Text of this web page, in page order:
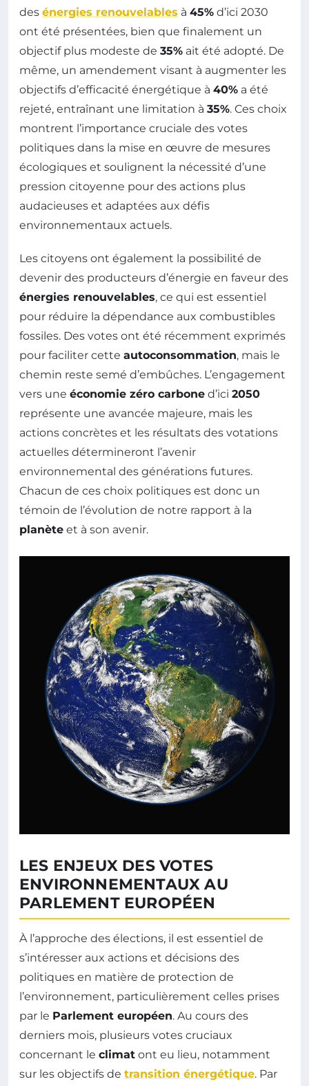
des énergies renouvelables à 45% d’ici 2030
ont été présentées, bien que finalement un
objectif plus modeste de 35% ait été adopté. De
même, un amendement visant à augmenter les
objectifs d’efficacité énergétique à 40% a été
rejeté, entraînant une limitation à 35%. Ces choix
montrent l’importance cruciale des votes
politiques dans la mise en œuvre de mesures
écologiques et soulignent la nécessité d’une
pression citoyenne pour des actions plus
audacieuses et adaptées aux défis
environnementaux actuels.
Les citoyens ont également la possibilité de
devenir des producteurs d’énergie en faveur des
énergies renouvelables, ce qui est essentiel
pour réduire la dépendance aux combustibles
fossiles. Des votes ont été récemment exprimés
pour faciliter cette autoconsommation, mais le
chemin reste semé d’embûches. L’engagement
vers une économie zéro carbone d’ici 2050
représente une avancée majeure, mais les
actions concrètes et les résultats des votations
actuelles détermineront l’avenir
environnemental des générations futures.
Chacun de ces choix politiques est donc un
témoin de l’évolution de notre rapport à la
planète et à son avenir.
LES ENJEUX DES VOTES
ENVIRONNEMENTAUX AU
PARLEMENT EUROPÉEN
À l’approche des élections, il est essentiel de
s’intéresser aux actions et décisions des
politiques en matière de protection de
l’environnement, particulièrement celles prises
par le Parlement européen. Au cours des
derniers mois, plusieurs votes cruciaux
concernant le climat ont eu lieu, notamment
sur les objectifs de transition énergétique. Par